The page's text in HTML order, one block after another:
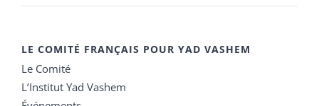
LE COMITÉ FRANÇAIS POUR YAD VASHEM
Le Comité
L’Institut Yad Vashem